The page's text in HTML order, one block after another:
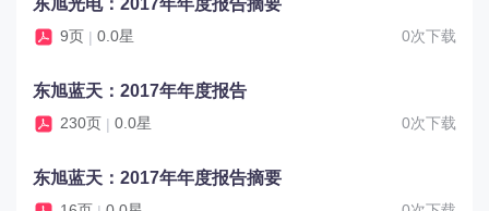
9页 | 0.0星 0次下载
东旭蓝天：2017年年度报告
230页 | 0.0星 0次下载
东旭蓝天：2017年年度报告摘要